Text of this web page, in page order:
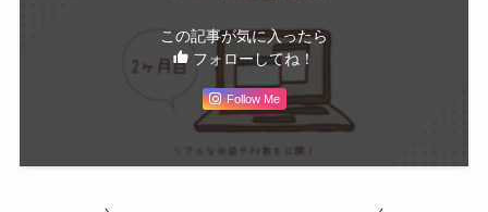
この記事が気に入ったら
フォローしてね！
Follow Me